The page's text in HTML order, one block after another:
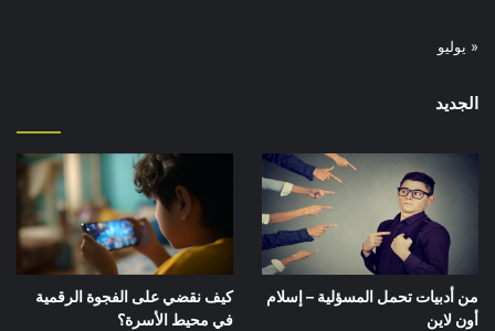
« يوليو
الجديد
كيف نقضي على الفجوة الرقمية
في محيط الأسرة؟
من أدبيات تحمل المسؤلية – إسلام
أون لاين